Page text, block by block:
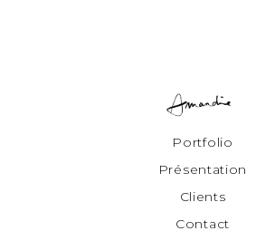
Portfolio
Présentation
Clients
Contact